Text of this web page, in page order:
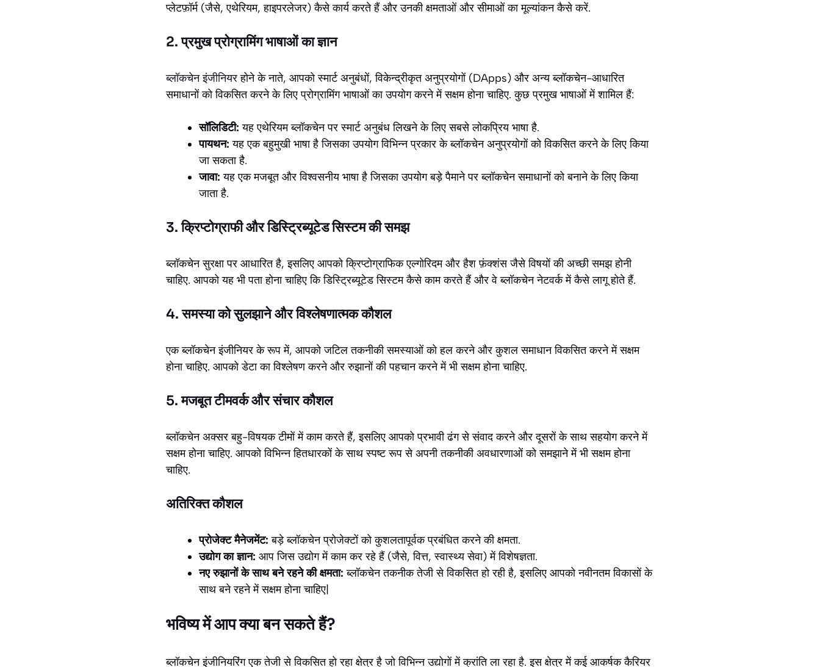
प्लेटफ़ॉर्म (जैसे, एथेरियम, हाइपरलेजर) कैसे कार्य करते हैं और उनकी क्षमताओं और सीमाओं का मूल्यांकन कैसे करें.
2. प्रमुख प्रोग्रामिंग भाषाओं का ज्ञान
ब्लॉकचेन इंजीनियरहोने के नाते, आपको स्मार्ट अनुबंधों, विकेन्द्रीकृत अनुप्रयोगों (DApps) और अन्य ब्लॉकचेन-आधारित
समाधानों को विकसित करने के लिए प्रोग्रामिंग भाषाओं का उपयोग करने में सक्षम होना चाहिए. कुछ प्रमुख भाषाओं में शामिल हैं:
सॉलिडिटी: यह एथेरियम ब्लॉकचेन पर स्मार्ट अनुबंध लिखने के लिए सबसे लोकप्रिय भाषा है.
पायथन: यह एक बहुमुखी भाषा है जिसका उपयोग विभिन्न प्रकार के ब्लॉकचेन अनुप्रयोगों को विकसित करने के लिए किया
जा सकता है.
जावा: यह एक मजबूत और विश्वसनीय भाषा है जिसका उपयोग बड़े पैमाने पर ब्लॉकचेन समाधानों को बनाने के लिए किया
जाता है.
3. क्रिप्टोग्राफी और डिस्ट्रिब्यूटेड सिस्टम की समझ
ब्लॉकचेन सुरक्षा पर आधारित है, इसलिए आपको क्रिप्टोग्राफिक एल्गोरिदम और हैश फ़ंक्शंस जैसे विषयों की अच्छी समझ होनी
चाहिए. आपको यह भी पता होना चाहिए कि डिस्ट्रिब्यूटेड सिस्टम कैसे काम करते हैं और वे ब्लॉकचेन नेटवर्क में कैसे लागू होते हैं.
4. समस्या को सुलझाने और विश्लेषणात्मक कौशल
एक ब्लॉकचेन इंजीनियर के रूप में, आपको जटिल तकनीकी समस्याओं को हल करने और कुशल समाधान विकसित करने में सक्षम
होना चाहिए. आपको डेटा का विश्लेषण करने और रुझानों की पहचान करने में भी सक्षम होना चाहिए.
5. मजबूत टीमवर्क और संचार कौशल
ब्लॉकचेन अक्सर बहु-विषयक टीमों में काम करते हैं, इसलिए आपको प्रभावी ढंग से संवाद करने और दूसरों के साथ सहयोग करने में
सक्षम होना चाहिए. आपको विभिन्न हितधारकों के साथ स्पष्ट रूप से अपनी तकनीकी अवधारणाओं को समझाने में भी सक्षम होना
चाहिए.
अतिरिक्त कौशल
प्रोजेक्ट मैनेजमेंट: बड़े ब्लॉकचेन प्रोजेक्टों को कुशलतापूर्वक प्रबंधित करने की क्षमता.
उद्योग का ज्ञान: आप जिस उद्योग में काम कर रहे हैं (जैसे, वित्त, स्वास्थ्य सेवा) में विशेषज्ञता.
नए रुझानों के साथ बने रहने की क्षमता: ब्लॉकचेन तकनीक तेजी से विकसित हो रही है, इसलिए आपको नवीनतम विकासों के
साथ बने रहने में सक्षम होना चाहिए|
भविष्य में आप क्या बन सकते हैं?
ब्लॉकचेन इंजीनियरिंग एक तेजी से विकसित हो रहा क्षेत्र है जो विभिन्न उद्योगों में क्रांति ला रहा है. इस क्षेत्र में कई आकर्षक कैरियर